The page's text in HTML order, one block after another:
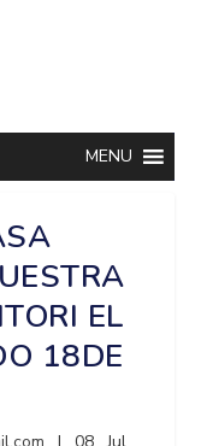
MENU
EL
18DE